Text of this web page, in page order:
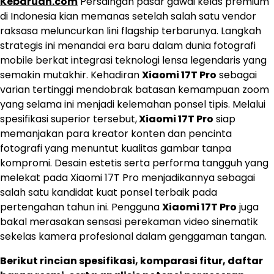
di Indonesia kian memanas setelah salah satu vendor
raksasa meluncurkan lini flagship terbarunya. Langkah
strategis ini menandai era baru dalam dunia fotografi
mobile berkat integrasi teknologi lensa legendaris yang
semakin mutakhir. KehadiranXiaomi 17T Pro sebagai
varian tertinggi mendobrak batasan kemampuan zoom
yang selama ini menjadi kelemahan ponsel tipis. Melalui
spesifikasi superior tersebut,Xiaomi 17T Pro siap
memanjakan para kreator konten dan pencinta
fotografi yang menuntut kualitas gambar tanpa
kompromi. Desain estetis serta performa tangguh yang
melekat pada Xiaomi 17T Pro menjadikannya sebagai
salah satu kandidat kuat ponsel terbaik pada
pertengahan tahun ini. PenggunaXiaomi 17T Pro juga
bakal merasakan sensasi perekaman video sinematik
sekelas kamera profesional dalam genggaman tangan.
Berikut rincian spesifikasi, komparasi fitur, daftar